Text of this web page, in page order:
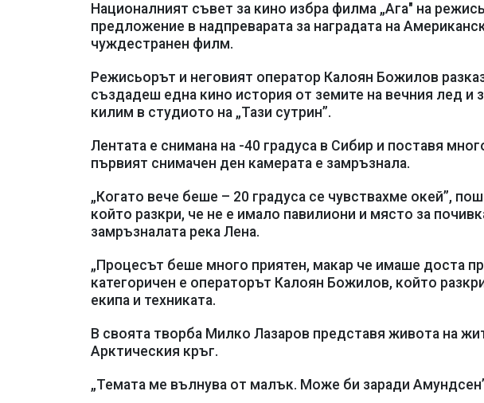
Националният съвет за кино избра филма „Aга" на
предложение в надпреварата за наградата на
чуждестранен филм.
Режисьорът и неговият оператор Калоян Божилов
създадеш една кино история от земите на вечния лед и
килим в студиото на „Тази сутрин”.
Лентата е снимана на -40 градуса в Сибир и поставя
първият снимачен ден камерата е замръзнала.
„Когато вече беше – 20 градуса се чувствахме окей”,
който разкри, че не е имало павилиони и място за
замръзналата река Лена.
„Процесът беше много приятен, макар че имаше доста
категоричен е операторът Калоян Божилов, който
екипа и техниката.
В своята творба Милко Лазаров представя живота на
Арктическия кръг.
„Темата ме вълнува от малък. Може би заради